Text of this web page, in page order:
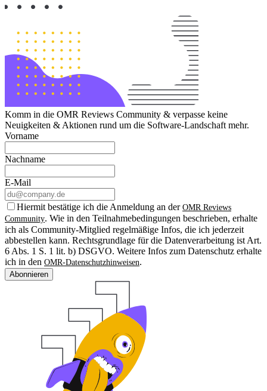
Komm in die OMR Reviews Community & verpasse keine
Neuigkeiten & Aktionen rund um die Software-Landschaft mehr.
Vorname
Nachname
E-Mail
Hiermit bestätige ich die Anmeldung an der OMR Reviews
Community. Wie in den Teilnahmebedingungen beschrieben, erhalte
ich als Community-Mitglied regelmäßige Infos, die ich jederzeit
abbestellen kann. Rechtsgrundlage für die Datenverarbeitung ist Art.
6 Abs. 1 S. 1 lit. b) DSGVO. Weitere Infos zum Datenschutz erhalte
ich in den OMR-Datenschutzhinweisen.
Abonnieren